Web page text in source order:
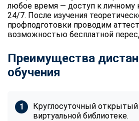
любое время — доступ к личному
24/7. После изучения
профподготовки проводим
возможностью бесплатной
Преимущества
обучения
Круглосуточный
виртуальной библиотеке.